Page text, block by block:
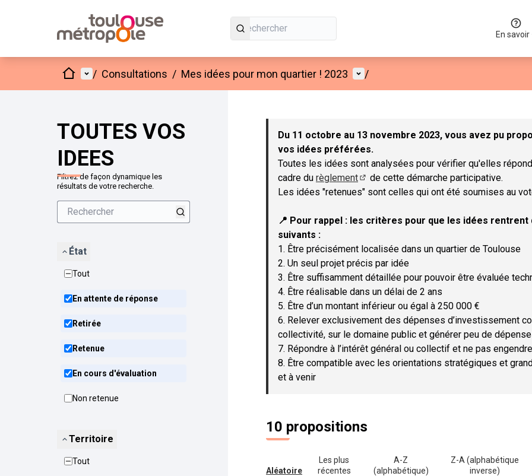
En savoir
AccueilMenu principal
/ Consultations / Mes idées pour mon quartier ! 2023 Menu utilisateur
/
TOUTES VOS
IDEES
Filtrez de façon dynamique les
résultats de votre recherche.
État
Tout
En attente de réponse
Retirée
Retenue
En cours d'évaluation
Non retenue
Territoire
Tout
Passer la carte
Du 11 octobre au 13 novembre 2023, vous avez pu
vos idées préférées.
Toutes les idées sont analysées pour vérifier qu'elles
cadre du règlement
(Lien externe)
de cette démarche participative.
Les idées "retenues" sont celles qui ont été soumises au
📍 Pour rappel : les critères pour que les idées
suivants :
1. Être précisément localisée dans un quartier de Toulouse
2. Un seul projet précis par idée
3. Être suffisamment détaillée pour pouvoir être évaluée
4. Être réalisable dans un délai de 2 ans
5. Être d’un montant inférieur ou égal à 250 000 €
6. Relever exclusivement des dépenses d’investissement
collectivité, sur le domaine public et générer peu de
7. Répondre à l’intérêt général ou collectif et ne pas
8. Être compatible avec les orientations stratégiques et
et à venir
10 propositions
Aléatoire
Les plus
récentes
A-Z
(alphabétique)
Z-A (alphabétique
inverse)